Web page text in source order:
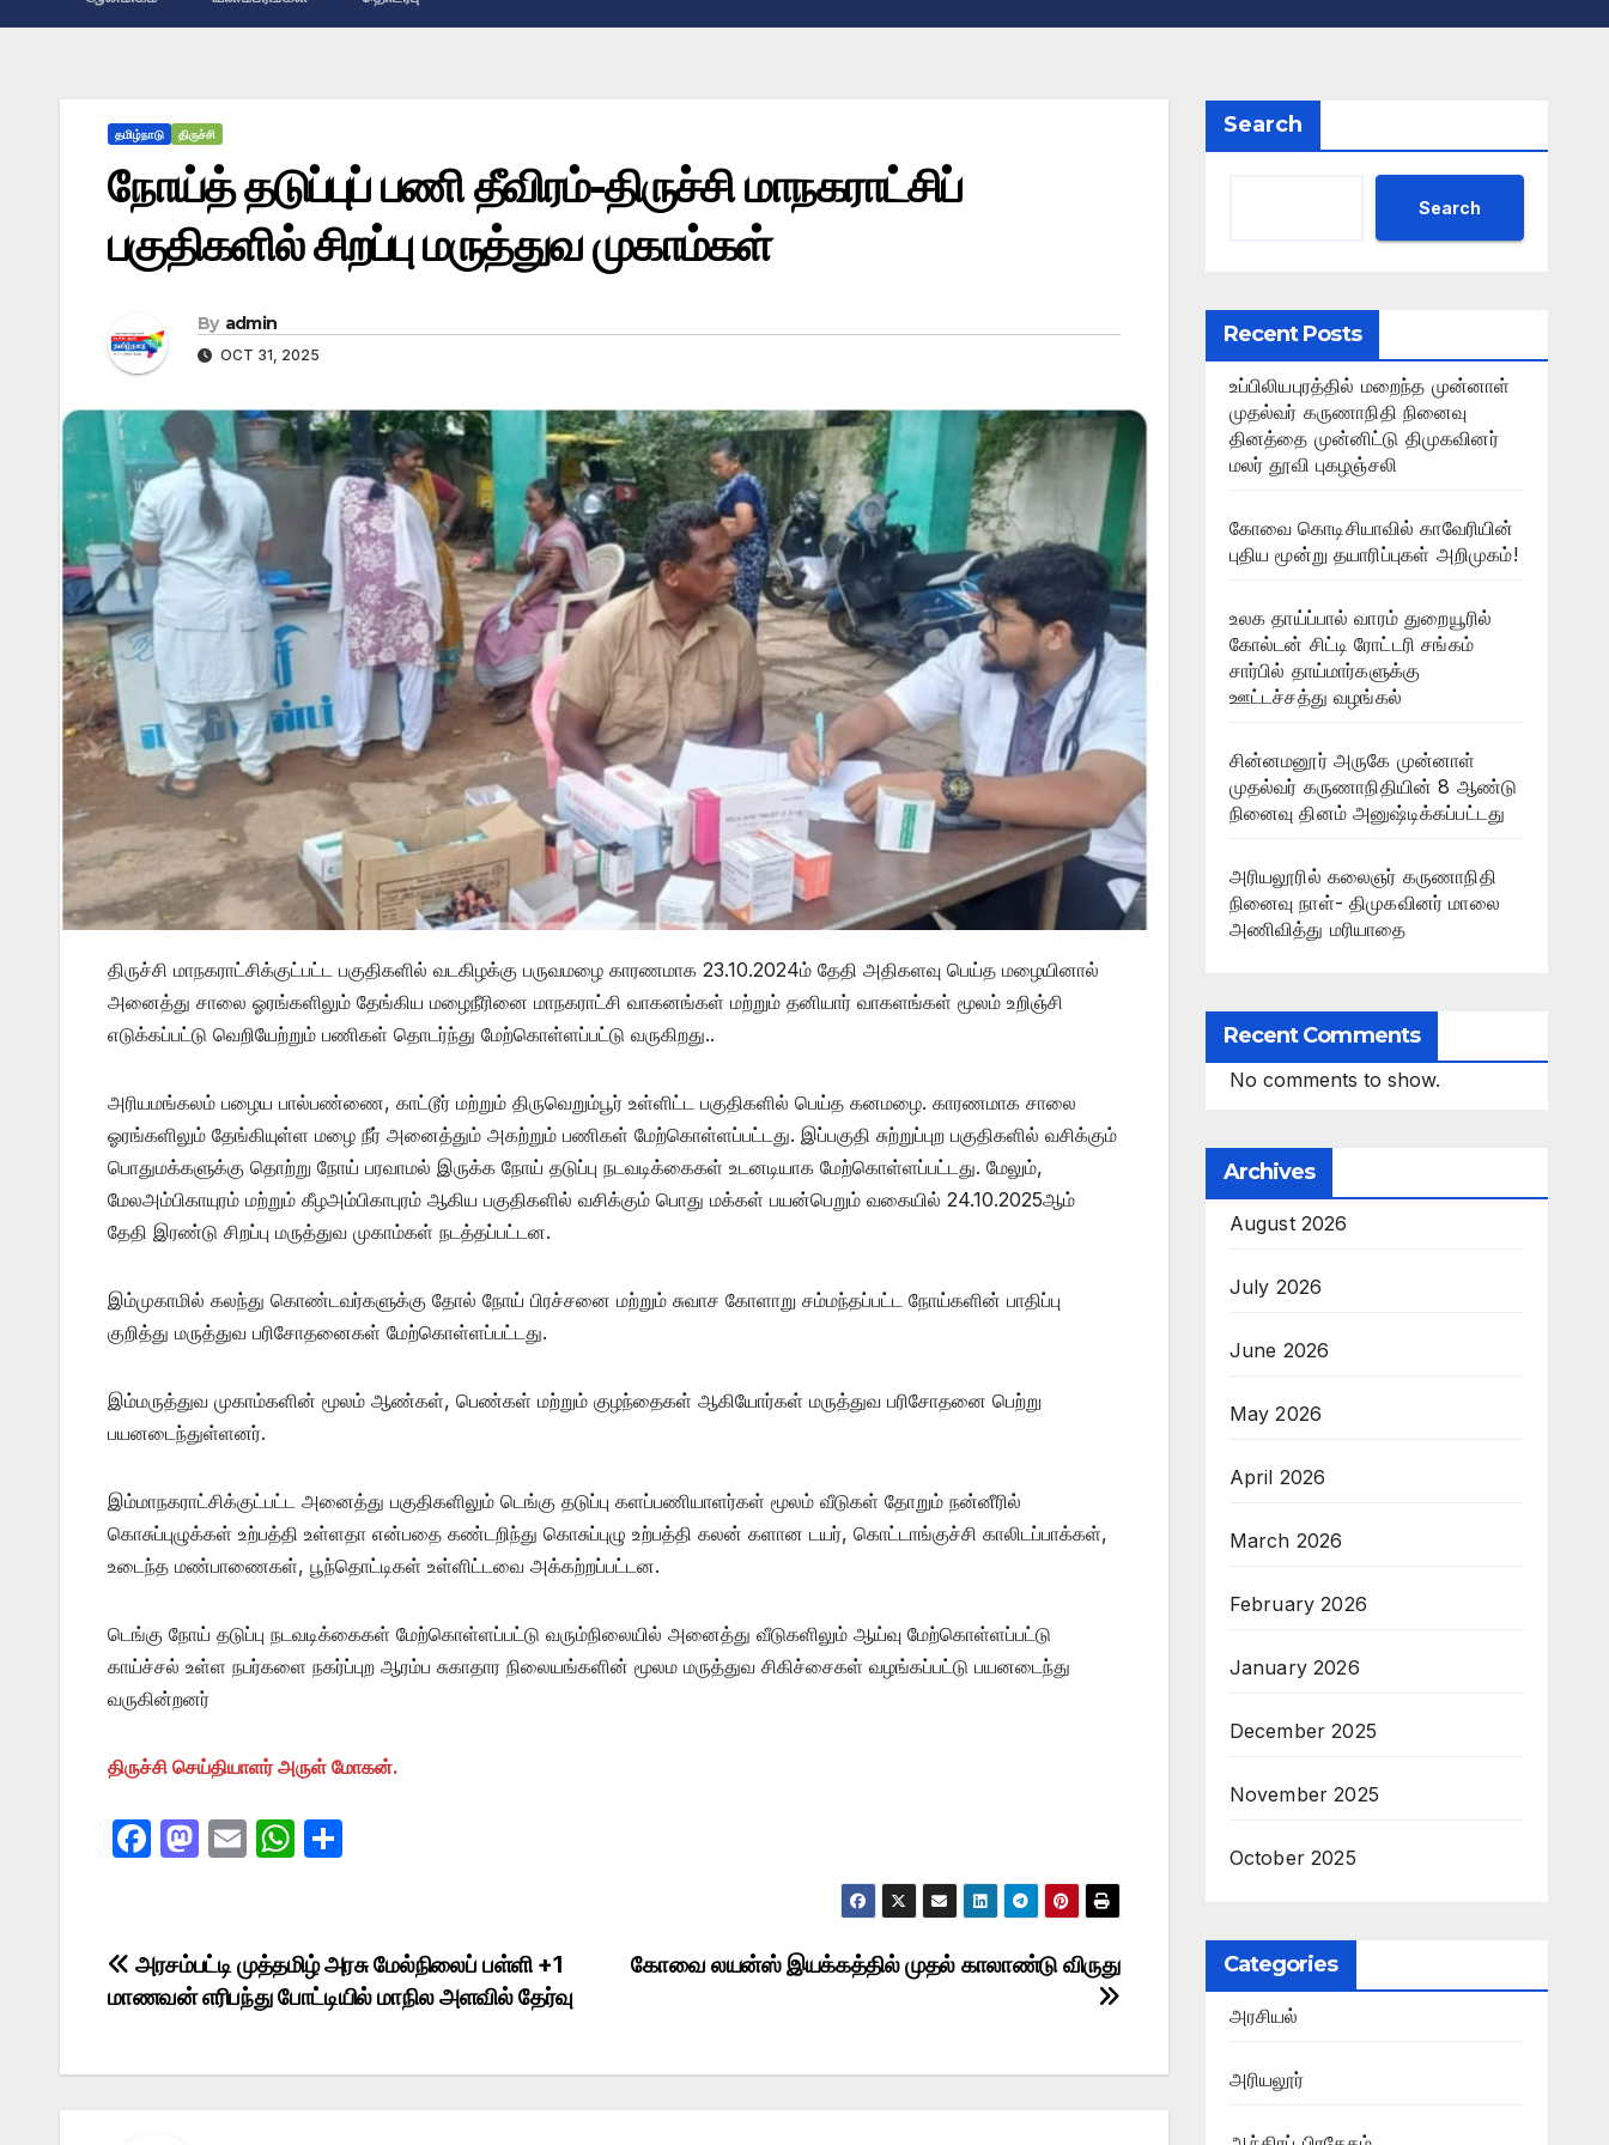
தமிழ்நாடு திருச்சி
நோய்த் தடுப்புப் பணி தீவிரம்-திருச்சி மாநகராட்சிப்
பகுதிகளில் சிறப்பு மருத்துவ முகாம்கள்
By admin
OCT 31, 2025
திருச்சி மாநகராட்சிக்குட்பட்ட பகுதிகளில் வடகிழக்கு பருவமழை காரணமாக 23.10.2024ம் தேதி அதிகளவு பெய்த மழையினால்
அனைத்து சாலை ஓரங்களிலும் தேங்கிய மழைநீரினை மாநகராட்சி வாகனங்கள் மற்றும் தனியார் வாகளங்கள் மூலம் உறிஞ்சி
எடுக்கப்பட்டு வெறியேற்றும் பணிகள் தொடர்ந்து மேற்கொள்ளப்பட்டு வருகிறது..
அரியமங்கலம் பழைய பால்பண்ணை, காட்டூர் மற்றும் திருவெறும்பூர் உள்ளிட்ட பகுதிகளில் பெய்த கனமழை. காரணமாக சாலை
ஓரங்களிலும் தேங்கியுள்ள மழை நீர் அனைத்தும் அகற்றும் பணிகள் மேற்கொள்ளப்பட்டது. இப்பகுதி சுற்றுப்புற பகுதிகளில் வசிக்கும்
பொதுமக்களுக்கு தொற்று நோய் பரவாமல் இருக்க நோய் தடுப்பு நடவடிக்கைகள் உடனடியாக மேற்கொள்ளப்பட்டது. மேலும்,
மேலஅம்பிகாயுரம் மற்றும் கீழஅம்பிகாபுரம் ஆகிய பகுதிகளில் வசிக்கும் பொது மக்கள் பயன்பெறும் வகையில் 24.10.2025ஆம்
தேதி இரண்டு சிறப்பு மருத்துவ முகாம்கள் நடத்தப்பட்டன.
இம்முகாமில் கலந்து கொண்டவர்களுக்கு தோல் நோய் பிரச்சனை மற்றும் சுவாச கோளாறு சம்மந்தப்பட்ட நோய்களின் பாதிப்பு
குறித்து மருத்துவ பரிசோதனைகள் மேற்கொள்ளப்பட்டது.
இம்மருத்துவ முகாம்களின் மூலம் ஆண்கள், பெண்கள் மற்றும் குழந்தைகள் ஆகியோர்கள் மருத்துவ பரிசோதனை பெற்று
பயனடைந்துள்ளனர்.
இம்மாநகராட்சிக்குட்பட்ட அனைத்து பகுதிகளிலும் டெங்கு தடுப்பு களப்பணியாளர்கள் மூலம் வீடுகள் தோறும் நன்னீரில்
கொசுப்புழுக்கள் உற்பத்தி உள்ளதா என்பதை கண்டறிந்து கொசுப்புழு உற்பத்தி கலன் களான டயர், கொட்டாங்குச்சி காலிடப்பாக்கள்,
உடைந்த மண்பாணைகள், பூந்தொட்டிகள் உள்ளிட்டவை அக்கற்றப்பட்டன.
டெங்கு நோய் தடுப்பு நடவடிக்கைகள் மேற்கொள்ளப்பட்டு வரும்நிலையில் அனைத்து வீடுகளிலும் ஆய்வு மேற்கொள்ளப்பட்டு
காய்ச்சல் உள்ள நபர்களை நகர்ப்புற ஆரம்ப சுகாதார நிலையங்களின் மூலம மருத்துவ சிகிச்சைகள் வழங்கப்பட்டு பயனடைந்து
வருகின்றனர்
திருச்சி செய்தியாளர் அருள் மோகன்.
F
e
b
o
M
o
d
n
E
W
s
A
p
e
Post
navigation
கோவை லயன்ஸ் இயக்கத்தில் முதல் காலாண்டு விருது
அரசம்பட்டி முத்தமிழ் அரசு மேல்நிலைப் பள்ளி +1
மாணவன் எரிபந்து போட்டியில் மாநில அளவில் தேர்வு
Search
Search
Recent Posts
உப்பிலியபுரத்தில் மறைந்த முன்னாள்
முதல்வர் கருணாநிதி நினைவு
தினத்தை முன்னிட்டு திமுகவினர்
மலர் தூவி புகழஞ்சலி
கோவை கொடிசியாவில் காவேரியின்
புதிய மூன்று தயாரிப்புகள் அறிமுகம்!
உலக தாய்ப்பால் வாரம் துறையூரில்
கோல்டன் சிட்டி ரோட்டரி சங்கம்
சார்பில் தாய்மார்களுக்கு
ஊட்டச்சத்து வழங்கல்
சின்னமனூர் அருகே முன்னாள்
முதல்வர் கருணாநிதியின் 8 ஆண்டு
நினைவு தினம் அனுஷ்டிக்கப்பட்டது
அரியலூரில் கலைஞர் கருணாநிதி
நினைவு நாள்- திமுகவினர் மாலை
அணிவித்து மரியாதை
Recent Comments
No comments to show.
Archives
August 2026
July 2026
June 2026
May 2026
April 2026
March 2026
February 2026
January 2026
December 2025
November 2025
October 2025
Categories
அரசியல்
அரியலூர்